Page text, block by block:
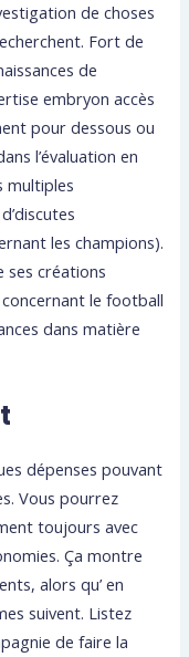
de choses
Fort de
de
embryon accès
pour dessous ou
l’évaluation en
multiples
les champions).
ses créations
le football
dans matière
dépenses pouvant
Vous pourrez
toujours avec
Ça montre
alors qu’ en
suivent. Listez
de faire la